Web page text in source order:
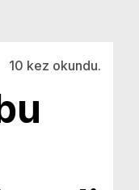
10 kez okundu.